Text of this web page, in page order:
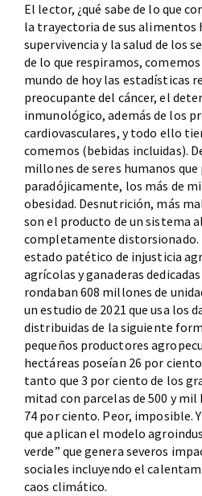
El lector, ¿qué sabe de lo que
la trayectoria de sus alimentos
supervivencia y la salud de los
de lo que respiramos,
mundo de hoy las estadísticas
preocupante del cáncer, el
inmunológico, además de los
cardiovasculares, y todo ello
comemos (bebidas incluidas).
millones de seres humanos que
paradójicamente, los más de
obesidad. Desnutrición, más
son el producto de un sistema
completamente distorsionado.
estado patético de injusticia
agrícolas y ganaderas
rondaban 608 millones de
un estudio de 2021 que usa los
distribuidas de la siguiente
pequeños productores
hectáreas poseían 26 por
tanto que 3 por ciento de los
mitad con parcelas de 500 y
74 por ciento. Peor, imposible.
que aplican el modelo
verde” que genera severos
sociales incluyendo el
caos climático.